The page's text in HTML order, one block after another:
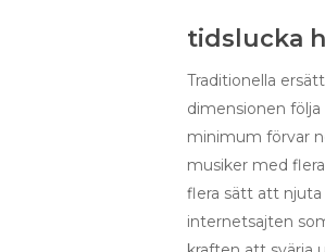
tidslucka
Traditionella
dimensionen
minimum förvar
musiker med
flera sätt att
internetsajten